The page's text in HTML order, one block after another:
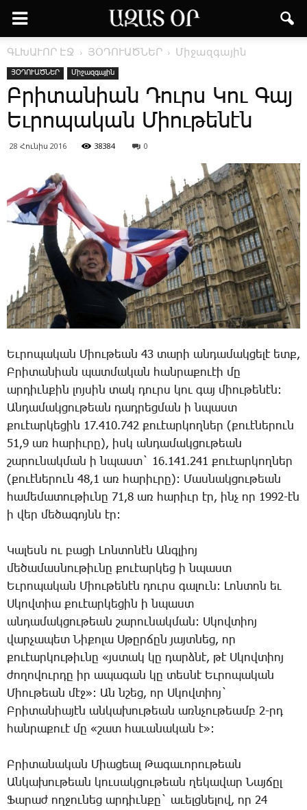
ԳԼԽԱՒՈՐ ԷՋ ՅՕԴՈՒԱԾՆԵՐ Միջազգային
ՅՕԴՈՒԱԾՆԵՐ Միջազգային
Բրիտանիան Դուրս Կու Գայ
Եւրոպական Միութենէն
28 Հունիս 2016 38384 0
Եւրոպական Միութեան 43 տարի անդամակցելէ ետք,
Բրիտանիան պատմական հանրաքուէի մը
արդիւնքին լոյսին տակ դուրս կու գայ միութենէն:
Անդամակցութեան դադրեցման ի նպաստ
քուէարկեցին 17.410.742 քուէարկողներ (քուէներուն
51,9 առ հարիւրը), իսկ անդամակցութեան
շարունակման ի նպաստ` 16.141.241 քուէարկողներ
(քուէներուն 48,1 առ հարիւրը): Մասնակցութեան
համեմատութիւնը 71,8 առ հարիւր էր, ինչ որ 1992-էն
ի վեր մեծագոյնն էր:
Կալեսն ու բացի Լոնտոնէն Անգլիոյ
մեծամասնութիւնը քուէարկեց ի նպաստ
Եւրոպական Միութենէն դուրս գալուն: Լոնտոն եւ
Սկովտիա քուէարկեցին ի նպաստ
անդամակցութեան շարունակման: Սկովտիոյ
վարչապետ Նիքոլա Սթըրճըն յայտնեց, որ
քուէարկութիւնը «յստակ կը դարձնէ, թէ Սկովտիոյ
ժողովուրդը իր ապագան կը տեսնէ Եւրոպական
Միութեան մէջ»: Ան նշեց, որ Սկովտիոյ`
Բրիտանիայէն անկախութեան առնչութեամբ 2-րդ
հանրաքուէ մը «շատ հաւանական է»:
Բրիտանական Միացեալ Թագաւորութեան
Անկախութեան կուսակցութեան ղեկավար Նայճըլ
Ֆարաժ ողջունեց արդիւնքը` աւելցնելով, որ 24